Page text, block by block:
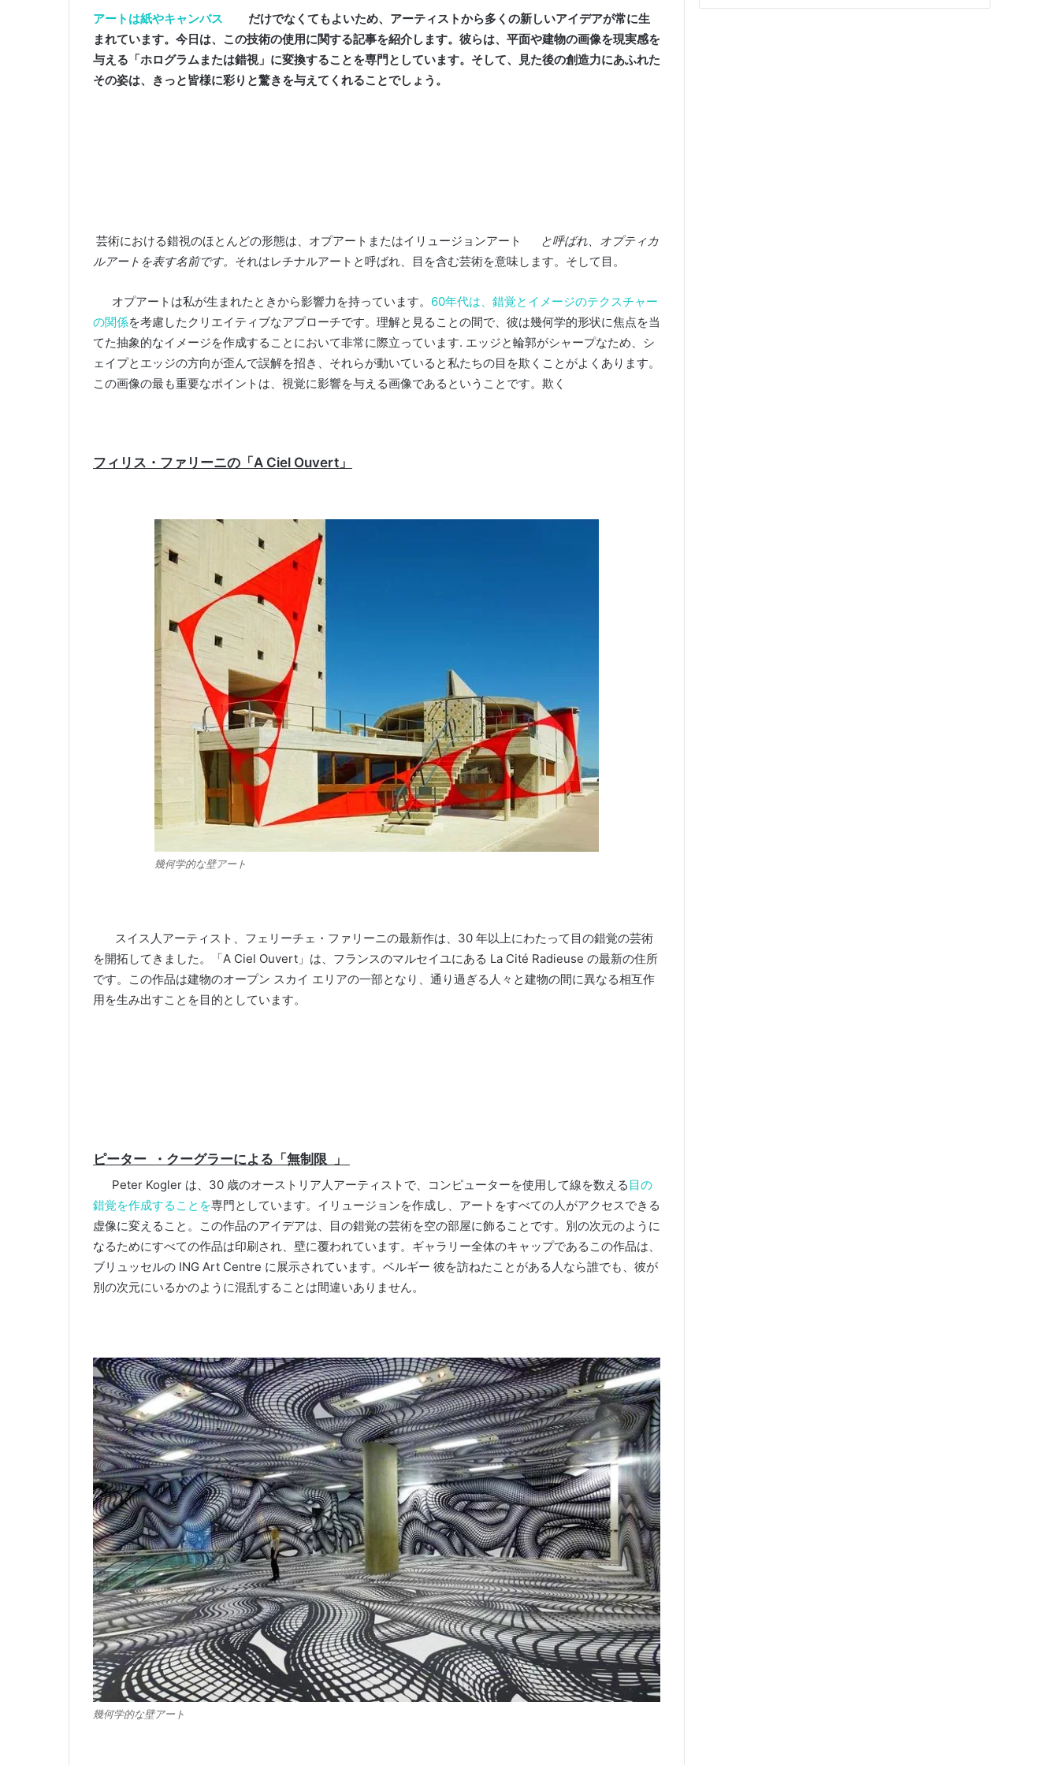
アートは紙やキャンバス だけでなくてもよいため、アーティストから多くの新しいアイデアが常に生
まれています。 今日は、この技術の使用に関する記事を紹介します。 彼らは、平面や建物の画像を現実感を
与える「ホログラムまたは錯視」に変換することを専門としています。 そして、見た後の創造力にあふれた
その姿は、きっと皆様に彩りと驚きを与えてくれることでしょう。
芸術における錯視のほとんどの形態は、オプアートまたはイリュージョンアート
と呼ばれ、オプティカ
ルアートを表す名前です。 それはレチナルアートと呼ばれ、目を含む芸術を意味します。 そして目。
オプアートは私が生まれたときから影響力を持っています。 60年代は、錯覚とイメージのテクスチャー
の関係を考慮したクリエイティブなアプローチです。 理解と見ることの間で、彼は幾何学的形状に焦点を当
てた抽象的なイメージを作成することにおいて非常に際立っています. エッジと輪郭がシャープなため、シ
ェイプとエッジの方向が歪んで誤解を招き、それらが動いていると私たちの目を欺くことがよくあります。
この画像の最も重要なポイントは、視覚に影響を与える画像であるということです。 欺く
フィリス・ファリーニの「A Ciel Ouvert」
幾何学的な壁アート
スイス人アーティスト、フェリーチェ・ファリーニの最新作は、30 年以上にわたって目の錯覚の芸術
を開拓してきました。
「A Ciel Ouvert」は、フランスのマルセイユにある La Cité Radieuse の最新の住所
です。
この作品は建物のオープン スカイ エリアの一部となり、通り過ぎる人々と建物の間に異なる相互作
用を生み出すことを目的としています。
ピーター ・クーグラーによる 「無制限 」
Peter Kogler は、30 歳のオーストリア人アーティストで、コンピューターを使用して線を数える 目の
錯覚を作成することを専門としています。 イリュージョンを作成し、アートをすべての人がアクセスできる
虚像に変えること。
この作品のアイデアは、目の錯覚の芸術を空の部屋に飾ることです。 別の次元のように
なるためにすべての作品は印刷され、壁に覆われています。 ギャラリー全体のキャップであるこの作品は、
ブリュッセルの ING Art Centre に展示されています。 ベルギー 彼を訪ねたことがある人なら誰でも、彼が
別の次元にいるかのように混乱することは間違いありません。
幾何学的な壁アート